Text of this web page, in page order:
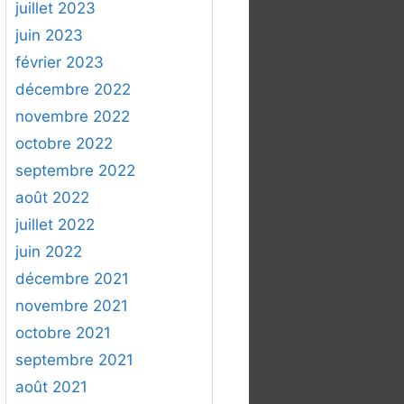
juillet 2023
juin 2023
février 2023
décembre 2022
novembre 2022
octobre 2022
septembre 2022
août 2022
juillet 2022
juin 2022
décembre 2021
novembre 2021
octobre 2021
septembre 2021
août 2021